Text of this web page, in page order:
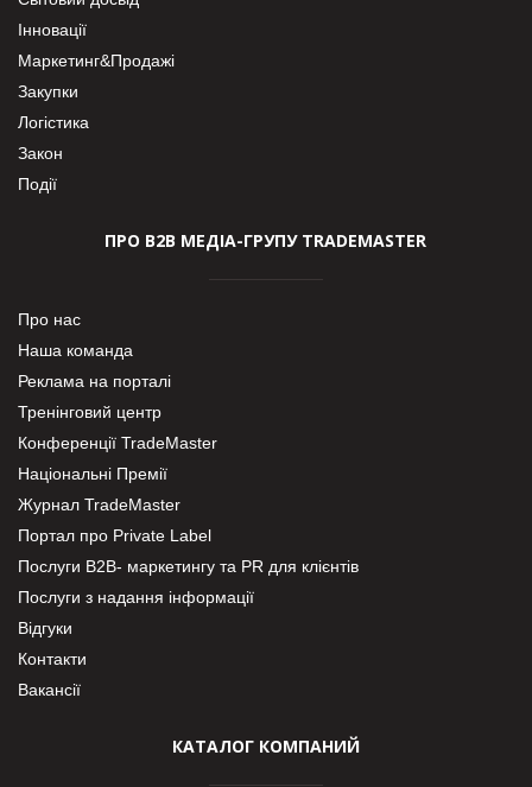
Інновації
Маркетинг&Продажі
Закупки
Логістика
Закон
Події
ПРО В2В МЕДІА-ГРУПУ TRADEMASTER
Про нас
Наша команда
Реклама на порталі
Тренінговий центр
Конференції TradeMaster
Національні Премії
Журнал TradeMaster
Портал про Private Label
Послуги В2В- маркетингу та PR для клієнтів
Послуги з надання інформації
Відгуки
Контакти
Вакансії
КАТАЛОГ КОМПАНИЙ